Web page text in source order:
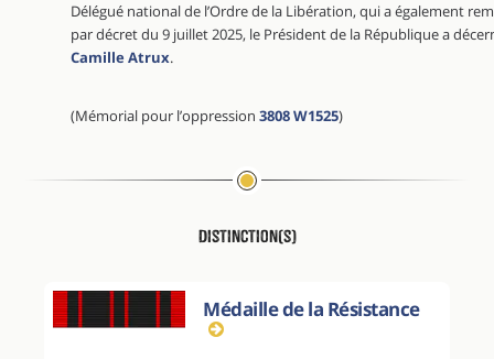
Délégué national de l’Ordre de la Libération, qui a également
par décret du 9 juillet 2025, le Président de la République a
Camille Atrux.
(Mémorial pour l’oppression 3808 W1525)
Distinction(s)
Médaille de la Résistance